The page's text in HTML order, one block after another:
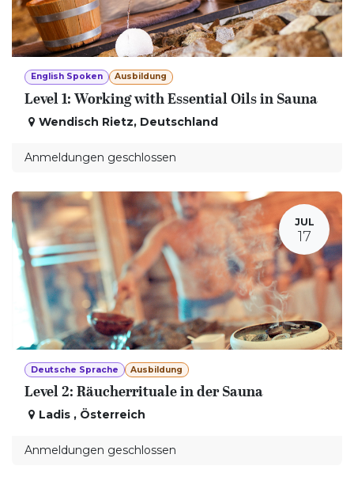
English Spoken Ausbildung
Level 1: Working with Essential Oils in Sauna
Wendisch Rietz, Deutschland
Anmeldungen geschlossen
JUL
17
Deutsche Sprache Ausbildung
Level 2: Räucherrituale in der Sauna
Ladis , Österreich
Anmeldungen geschlossen